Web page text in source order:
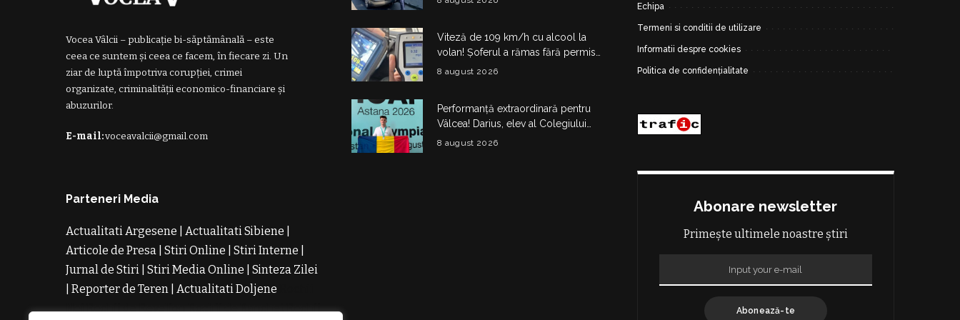
Vocea Vâlcii – publicație bi-săptămânală – este
ceea ce suntem și ceea ce facem, în fiecare zi. Un
ziar de luptă împotriva corupției, crimei
organizate, criminalității economico-financiare și
abuzurilor.
E-mail:voceavalcii@gmail.com
Parteneri Media
Actualitati Argesene Actualitati Sibiene
Articole de Presa
Stiri Online Stiri Interne
Jurnal de Stiri
Stiri Media Online
Sinteza Zilei
Reporter de Teren Actualitati Doljene
NoiRochii de RevelionRochii de BanchetRochii
Viteză de 109 km/h cu alcool la
volan! Șoferul a rămas fără permis
180 de zile și a primit amendă de
8 august 2026
Performanță extraordinară pentru
Vâlcea! Darius, elev al Colegiului
Național de Informatică „Matei
8 august 2026
Echipa
Termeni si conditii de utilizare
Informatii despre cookies
Politica de confidențialitate
Abonare newsletter
Primește ultimele noastre știri
Abonează-te